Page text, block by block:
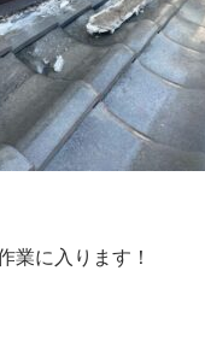
業に入ります！